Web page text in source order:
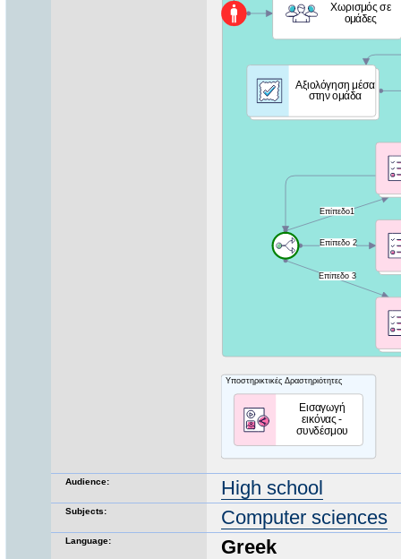
Audience: High school
Subjects: Computer sciences
Language: Greek